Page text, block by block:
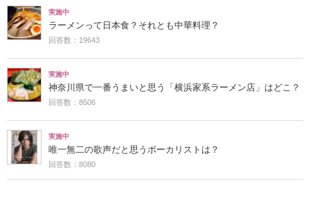
実施中
ラーメンって日本食？それとも中華料理？
回答数：19643
実施中
神奈川県で一番うまいと思う「横浜家系ラーメン店」はどこ？
回答数：8506
実施中
唯一無二の歌声だと思うボーカリストは？
回答数：8080